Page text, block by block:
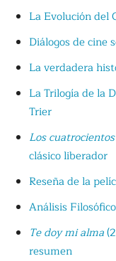
La Evolución del
Diálogos de cine
La verdadera
La Trilogía de la
Trier
Los
clásico liberador
Reseña de la
Análisis
Te doy mi alma
resumen